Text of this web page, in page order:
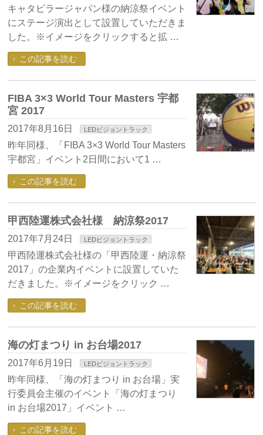
キャタピラージャパン様の納涼祭イベント
にステージ演出として設置していただきま
した。※イメージをクリックすると拡 …
この記事を読む
FIBA 3×3 World Tour Masters 宇都
宮 2017
2017年8月16日 LEDビジョントラック
昨年同様、「FIBA 3×3 World Tour Masters
宇都宮」イベント2日間において1 …
この記事を読む
甲西陸運株式会社様 納涼祭2017
2017年7月24日 LEDビジョントラック
甲西陸運株式会社様の「甲西陸運・納涼祭
2017」の企業内イベントに設置していた
だきました。※イメージをクリック …
この記事を読む
海の灯まつり in お台場2017
2017年6月19日 LEDビジョントラック
昨年同様、「海の灯まつり in お台場」実
行委員会主催のイベント「海の灯まつり
in お台場2017」イベント …
この記事を読む